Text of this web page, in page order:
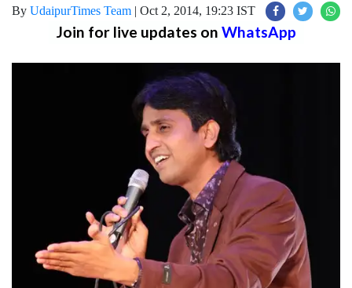
By UdaipurTimes Team | Oct 2, 2014, 19:23 IST
Join for live updates on WhatsApp